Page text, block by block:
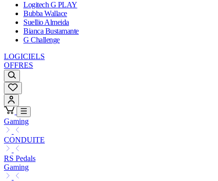
Logitech G PLAY
Bubba Wallace
Suellio Almeida
Bianca Bustamante
G Challenge
LOGICIELS
OFFRES
Gaming
CONDUITE
RS Pedals
Gaming